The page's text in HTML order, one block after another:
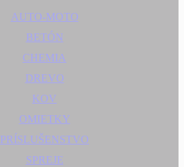
AUTO-MOTO
BETÓN
CHEMIA
DREVO
KOV
OMIETKY
PRÍSLUŠENSTVO
SPREJE